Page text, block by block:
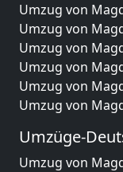
Umzug von
Umzug von
Umzug von
Umzug von
Umzug von
Umzug von
Umzüge-
Umzug von